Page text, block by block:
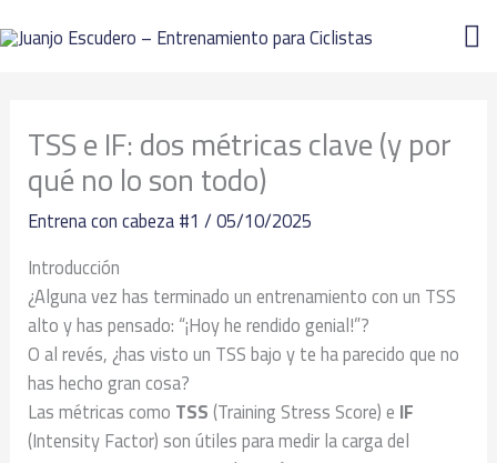
al
TSS e IF: dos métricas clave (y por
qué no lo son todo)
Entrena con cabeza #1 /05/10/2025
Introducción
¿Alguna vez has terminado un entrenamiento con un TSS
alto y has pensado: “¡Hoy he rendido genial!”?
O al revés, ¿has visto un TSS bajo y te ha parecido que no
has hecho gran cosa?
Las métricas como TSS(Training Stress Score) e IF
(Intensity Factor) son útiles para medir la carga del